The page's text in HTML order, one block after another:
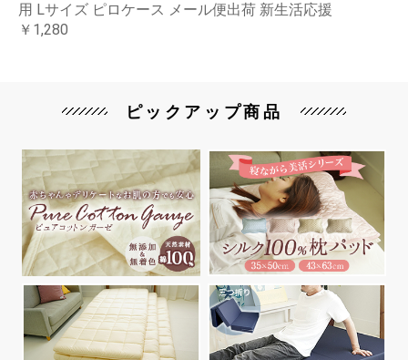
用 Lサイズ ピロケース メール便出荷 新生活応援
￥1,280
ピックアップ商品